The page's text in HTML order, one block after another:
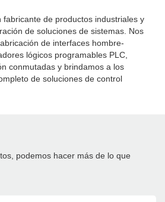
fabricante de productos industriales y
de soluciones de sistemas. Nos
de interfaces hombre-
lógicos programables PLC,
conmutadas y brindamos a los
de soluciones de control
podemos hacer más de lo que